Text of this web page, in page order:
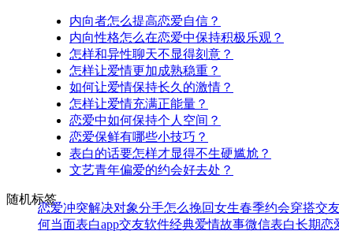
内向者怎么提高恋爱自信？
内向性格怎么在恋爱中保持积极乐观？
怎样和异性聊天不显得刻意？
怎样让爱情更加成熟稳重？
如何让爱情保持长久的激情？
怎样让爱情充满正能量？
恋爱中如何保持个人空间？
恋爱保鲜有哪些小技巧？
表白的话要怎样才显得不生硬尴尬？
文艺青年偏爱的约会好去处？
随机标签
恋爱冲突解决对象分手怎么挽回女生春季约会穿搭交
何当面表白app交友软件经典爱情故事微信表白长期恋